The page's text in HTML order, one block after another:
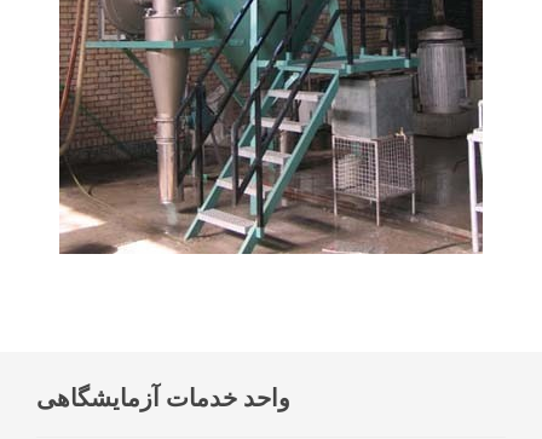
واحد خدمات آزمایشگاهی